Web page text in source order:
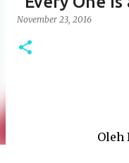
November 23, 2016
Oleh